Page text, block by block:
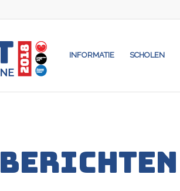
INFORMATIE SCHOLEN
BERICHTEN